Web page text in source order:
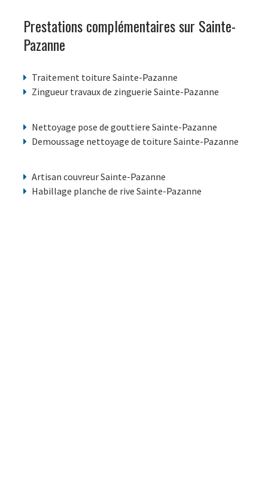
Prestations complémentaires sur Sainte-
Pazanne
Traitement toiture Sainte-Pazanne
Zingueur travaux de zinguerie Sainte-Pazanne
Nettoyage pose de gouttiere Sainte-Pazanne
Demoussage nettoyage de toiture Sainte-Pazanne
Artisan couvreur Sainte-Pazanne
Habillage planche de rive Sainte-Pazanne